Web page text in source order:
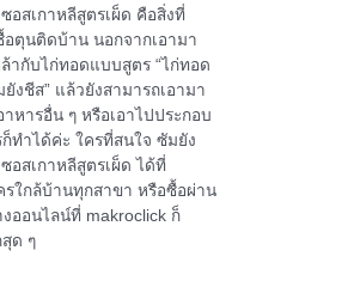
อสเกาหลีสูตรเผ็ด คือสิ่งที่
อตุนติดบ้าน นอกจากเอามา
ล้ากับไก่ทอดแบบสูตร “ไก่ทอด
งชีส” แล้วยังสามารถเอามา
หารอื่น ๆ หรือเอาไปประกอบ
ก็ทำได้ค่ะ ใครที่สนใจ ซัมยัง
อสเกาหลีสูตรเผ็ด ได้ที่
รใกล้บ้านทุกสาขา หรือซื้อผ่าน
ออนไลน์ที่ makroclick ก็
ด ๆ